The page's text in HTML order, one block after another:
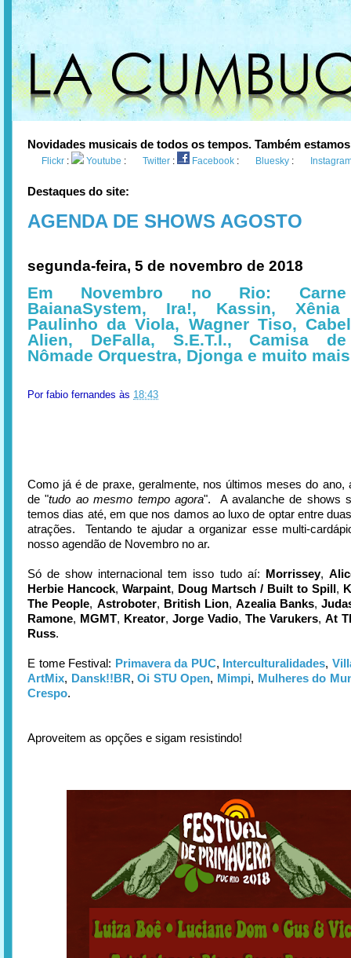
Novidades musicais de todos os tempos. Também
Flickr : Youtube : Twitter : Facebook : Bluesky :
Destaques do site:
AGENDA DE SHOWS AGOSTO
segunda-feira, 5 de novembro de 2018
Em Novembro no Rio:
BaianaSystem, Ira!, Kassin, Xênia
Paulinho da Viola, Wagner Tiso,
Alien, DeFalla, S.E.T.I., Camisa
Nômade Orquestra, Djonga e muito mais
Por fabio fernandes às 18:43
Como já é de praxe, geralmente, nos últimos meses do ano,
de "tudo ao mesmo tempo agora". A avalanche de shows
temos dias até, em que nos damos ao luxo de optar entre
atrações. Tentando te ajudar a organizar esse multi-
nosso agendão de Novembro no ar.
Só de show internacional tem isso tudo aí: Morrissey,
Herbie Hancock, Warpaint, Doug Martsch / Built to Spill,
The People, Astroboter, British Lion, Azealia Banks,
Ramone, MGMT, Kreator, Jorge Vadio, The Varukers, At
Russ.
E tome Festival: Primavera da PUC, Interculturalidades,
ArtMix, Dansk!!BR,Oi STU Open, Mimpi, Mulheres do
Crespo.
Aproveitem as opções e sigam resistindo!